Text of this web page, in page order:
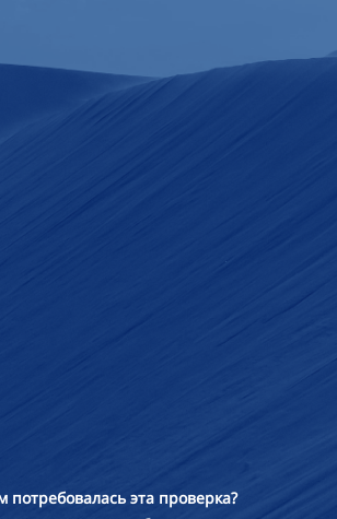
потребовалась эта проверка?